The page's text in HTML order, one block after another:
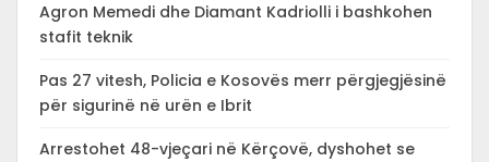
Agron Memedi dhe Diamant Kadriolli i bashkohen
stafit teknik
Pas 27 vitesh, Policia e Kosovës merr përgjegjësinë
për sigurinë në urën e Ibrit
Arrestohet 48-vjeçari në Kërçovë, dyshohet se